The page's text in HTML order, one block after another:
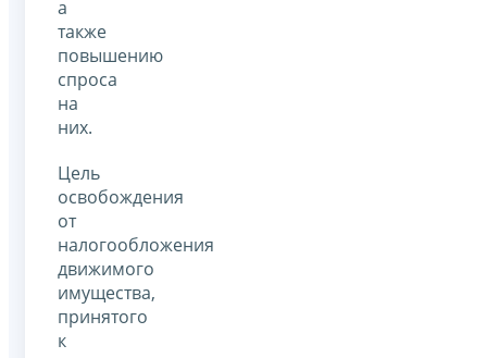
а
также
повышению
спроса
на
них.
Цель
освобождения
от
налогообложения
движимого
имущества,
принятого
к